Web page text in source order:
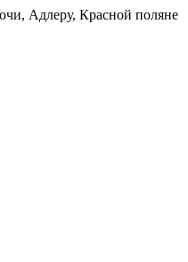
Адлеру, Красной поляне